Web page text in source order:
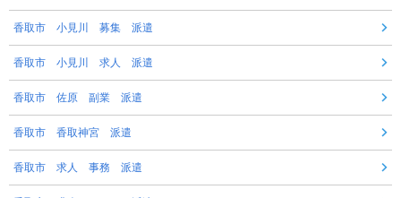
香取市 小見川 募集 派遣
香取市 小見川 求人 派遣
香取市 佐原 副業 派遣
香取市 香取神宮 派遣
香取市 求人 事務 派遣